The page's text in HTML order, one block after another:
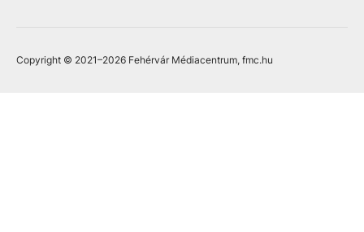
Copyright © 2021–2026 Fehérvár Médiacentrum, fmc.hu